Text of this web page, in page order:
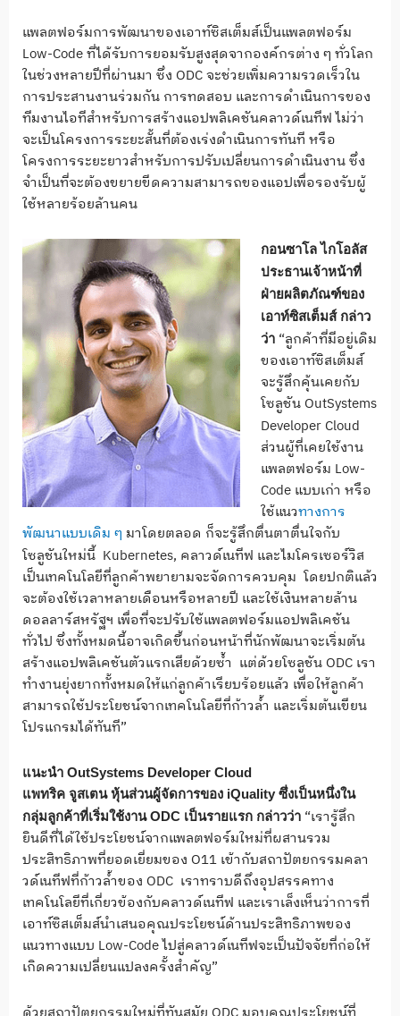
แพลตฟอร์มการพัฒนาของเอาท์ซิสเต็มส์เป็นแพลตฟอร์ม
Low-Code ที่ได้รับการยอมรับสูงสุดจากองค์กรต่าง ๆ ทั่วโลก
ในช่วงหลายปีที่ผ่านมา ซึ่ง ODC จะช่วยเพิ่มความรวดเร็วใน
การประสานงานร่วมกัน การทดสอบ และการดำเนินการของ
ทีมงานไอทีสำหรับการสร้างแอปพลิเคชันคลาวด์เนทีฟ ไม่ว่า
จะเป็นโครงการระยะสั้นที่ต้องเร่งดำเนินการทันที หรือ
โครงการระยะยาวสำหรับการปรับเปลี่ยนการดำเนินงาน ซึ่ง
จำเป็นที่จะต้องขยายขีดความสามารถของแอปเพื่อรองรับผู้
ใช้หลายร้อยล้านคน
กอนซาโล ไกโอลัส
ประธานเจ้าหน้าที่
ฝ่ายผลิตภัณฑ์ของ
เอาท์ซิสเต็มส์ กล่าว
ว่า“ลูกค้าที่มีอยู่เดิม
ของเอาท์ซิสเต็มส์
จะรู้สึกคุ้นเคยกับ
โซลูชัน OutSystems
Developer Cloud
ส่วนผู้ที่เคยใช้งาน
แพลตฟอร์ม Low-
Code แบบเก่า หรือ
ใช้แนวทางการ
พัฒนาแบบเดิม ๆ มาโดยตลอด ก็จะรู้สึกตื่นตาตื่นใจกับ
โซลูชันใหม่นี้ Kubernetes, คลาวด์เนทีฟ และไมโครเซอร์วิส
เป็นเทคโนโลยีที่ลูกค้าพยายามจะจัดการควบคุม โดยปกติแล้ว
จะต้องใช้เวลาหลายเดือนหรือหลายปี และใช้เงินหลายล้าน
ดอลลาร์สหรัฐฯ เพื่อที่จะปรับใช้แพลตฟอร์มแอปพลิเคชัน
ทั่วไป ซึ่งทั้งหมดนี้อาจเกิดขึ้นก่อนหน้าที่นักพัฒนาจะเริ่มต้น
สร้างแอปพลิเคชันตัวแรกเสียด้วยซ้ำ แต่ด้วยโซลูชัน ODC เรา
ทำงานยุ่งยากทั้งหมดให้แก่ลูกค้าเรียบร้อยแล้ว เพื่อให้ลูกค้า
สามารถใช้ประโยชน์จากเทคโนโลยีที่ก้าวล้ำ และเริ่มต้นเขียน
โปรแกรมได้ทันที”
แนะนำ OutSystems Developer Cloud
แพทริค จูสเตน หุ้นส่วนผู้จัดการของ iQuality ซึ่งเป็นหนึ่งใน
กลุ่มลูกค้าที่เริ่มใช้งานODC เป็นรายแรก กล่าวว่า “เรารู้สึก
ยินดีที่ได้ใช้ประโยชน์จากแพลตฟอร์มใหม่ที่ผสานรวม
ประสิทธิภาพที่ยอดเยี่ยมของ O11 เข้ากับสถาปัตยกรรมคลา
วด์เนทีฟที่ก้าวล้ำของ ODC เราทราบดีถึงอุปสรรคทาง
เทคโนโลยีที่เกี่ยวข้องกับคลาวด์เนทีฟ และเราเล็งเห็นว่าการที่
เอาท์ซิสเต็มส์นำเสนอคุณประโยชน์ด้านประสิทธิภาพของ
แนวทางแบบ Low-Code ไปสู่คลาวด์เนทีฟจะเป็นปัจจัยที่ก่อให้
เกิดความเปลี่ยนแปลงครั้งสำคัญ”